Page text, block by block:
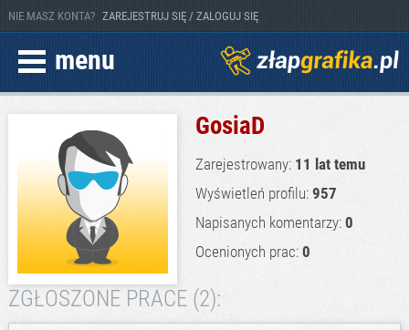
NIE MASZ KONTA? ZAREJESTRUJ SIĘ / ZALOGUJ SIĘ
menu
GosiaD
Zarejestrowany: 11 lat temu
Wyświetleń profilu: 957
Napisanych komentarzy: 0
Ocenionych prac: 0
ZGŁOSZONE PRACE (2):